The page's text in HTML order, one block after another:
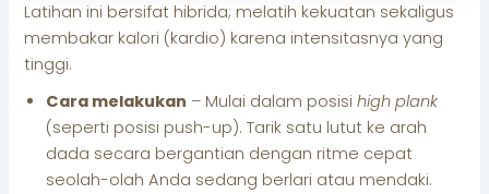
Latihan ini bersifat hibrida; melatih kekuatan sekaligus
membakar kalori (kardio) karena intensitasnya yang
tinggi.
Cara melakukan – Mulai dalam posisihigh plank
(seperti posisi push-up). Tarik satu lutut ke arah
dada secara bergantian dengan ritme cepat
seolah-olah Anda sedang berlari atau mendaki.